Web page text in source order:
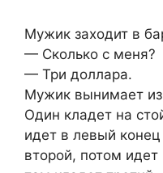
Мужик заходит в
— Сколько с меня?
— Три доллара.
Мужик вынимает
Один кладет на
идет в левый
второй, потом